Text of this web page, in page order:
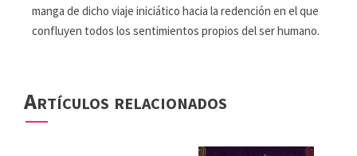
manga de dicho viaje iniciático hacia la redención en el que
confluyen todos los sentimientos propios del ser humano.
Artículos relacionados